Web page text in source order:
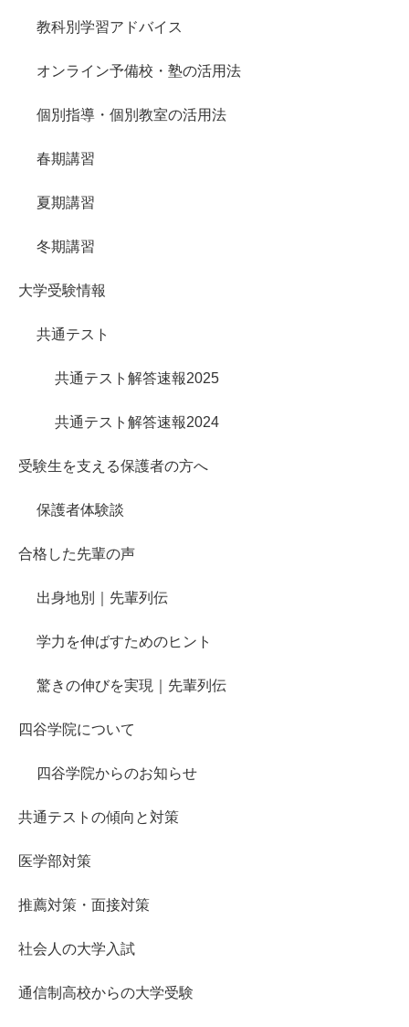
教科別学習アドバイス
オンライン予備校・塾の活用法
個別指導・個別教室の活用法
春期講習
夏期講習
冬期講習
大学受験情報
共通テスト
共通テスト解答速報2025
共通テスト解答速報2024
受験生を支える保護者の方へ
保護者体験談
合格した先輩の声
出身地別｜先輩列伝
学力を伸ばすためのヒント
驚きの伸びを実現｜先輩列伝
四谷学院について
四谷学院からのお知らせ
共通テストの傾向と対策
医学部対策
推薦対策・面接対策
社会人の大学入試
通信制高校からの大学受験